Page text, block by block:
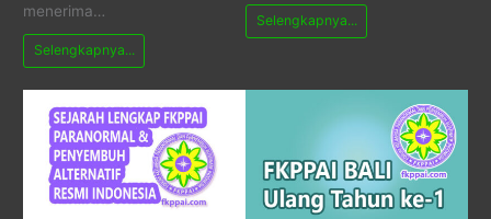
menerima…
Selengkapnya...
Selengkapnya...